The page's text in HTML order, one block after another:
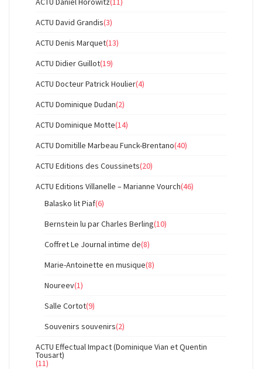
ACTU David Grandis(3)
ACTU Denis Marquet(13)
ACTU Didier Guillot(19)
ACTU Docteur Patrick Houlier(4)
ACTU Dominique Dudan(2)
ACTU Dominique Motte(14)
ACTU Domitille Marbeau Funck-Brentano(40)
ACTU Editions des Coussinets(20)
ACTU Editions Villanelle – Marianne Vourch(46)
Balasko lit Piaf(6)
Bernstein lu par Charles Berling(10)
Coffret Le Journal intime de(8)
Marie-Antoinette en musique(8)
Noureev(1)
Salle Cortot(9)
Souvenirs souvenirs(2)
ACTU Effectual Impact (Dominique Vian et Quentin
Tousart)
(11)